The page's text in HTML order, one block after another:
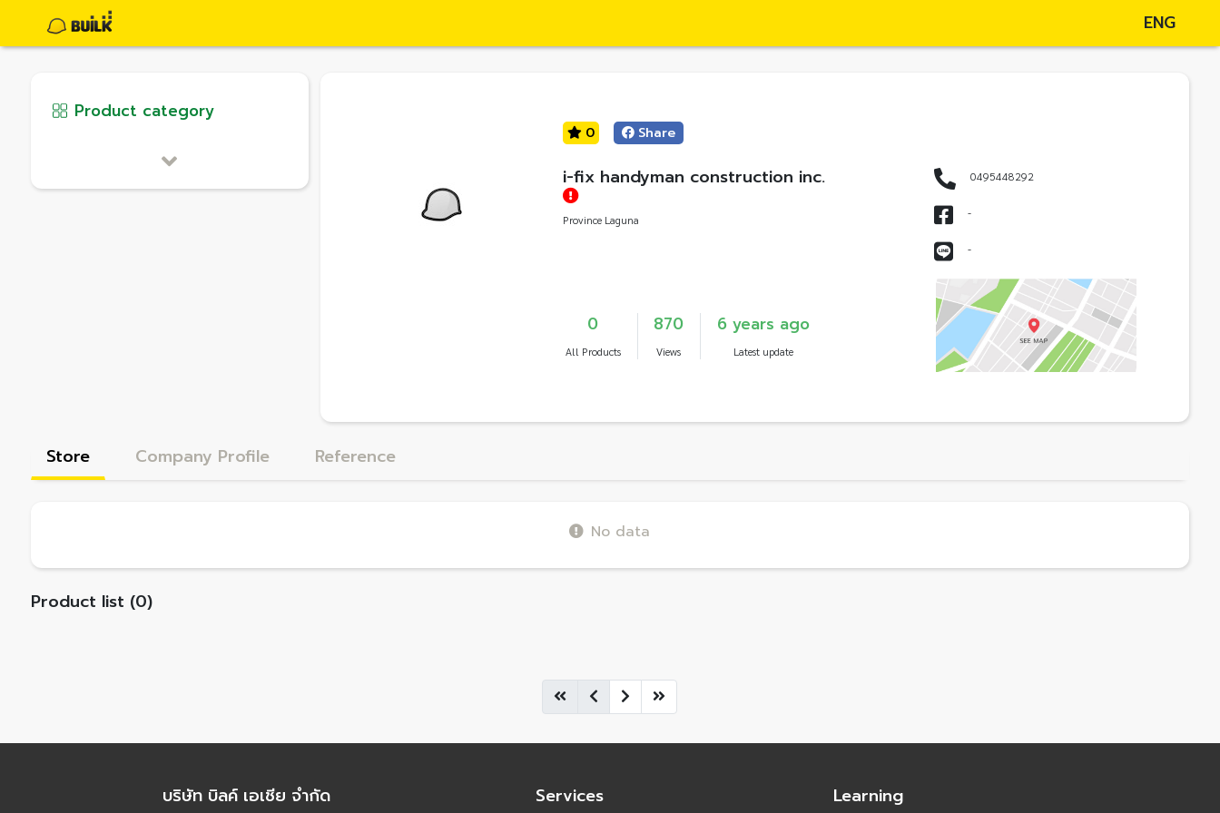
ENG
Product category
0 Share
i-fix handyman construction inc.
Province Laguna
0
All Products
870
Views
6 years ago
Latest update
0495448292
-
-
Store Company Profile Reference
No data
Product list (0)
บริษัท บิลค์ เอเชีย จำกัด Services Learning